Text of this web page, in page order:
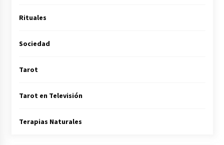
Rituales
Sociedad
Tarot
Tarot en Televisión
Terapias Naturales